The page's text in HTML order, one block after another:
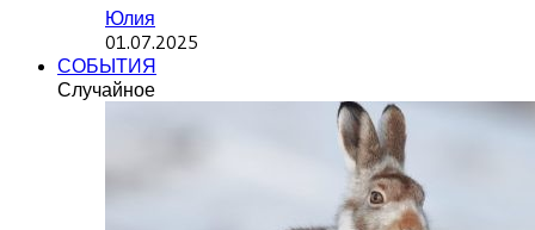
Юлия
01.07.2025
СОБЫТИЯ
Случайное